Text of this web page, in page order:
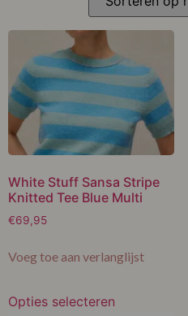
White Stuff Sansa Stripe
Knitted Tee Blue Multi
€69,95
Voeg toe aan verlanglijst
Opties selecteren